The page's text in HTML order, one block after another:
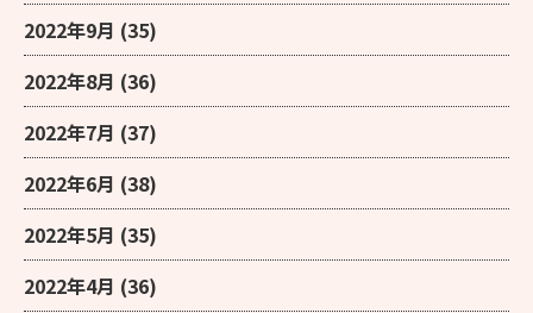
2022年9月 (35)
2022年8月 (36)
2022年7月 (37)
2022年6月 (38)
2022年5月 (35)
2022年4月 (36)